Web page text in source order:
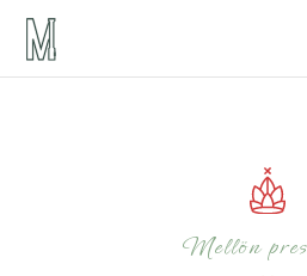
Mellön